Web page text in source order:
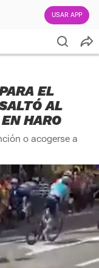
USAR APP
EL
AL
HARO
o acogerse a